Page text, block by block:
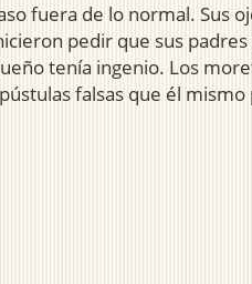
fuera de lo normal. Sus
pedir que sus
tenía ingenio. Los
falsas que él